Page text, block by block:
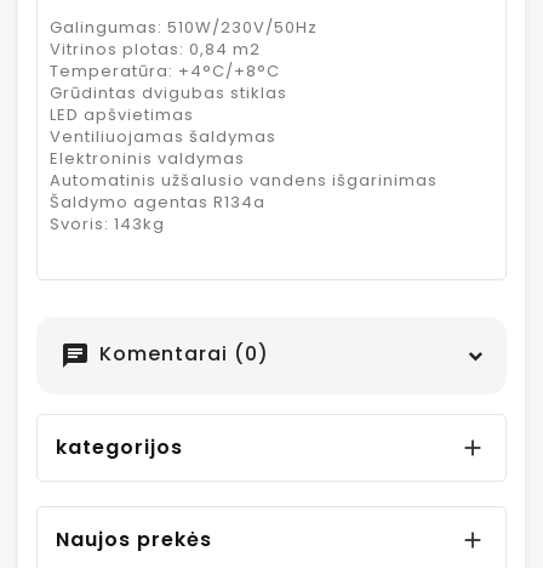
Galingumas: 510W/230V/50Hz
Vitrinos plotas: 0,84 m2
Temperatūra: +4°C/+8°C
Grūdintas dvigubas stiklas
LED apšvietimas
Ventiliuojamas šaldymas
Elektroninis valdymas
Automatinis užšalusio vandens išgarinimas
Šaldymo agentas R134a
Svoris: 143kg
chat Komentarai (0)
kategorijos 
Naujos prekės 